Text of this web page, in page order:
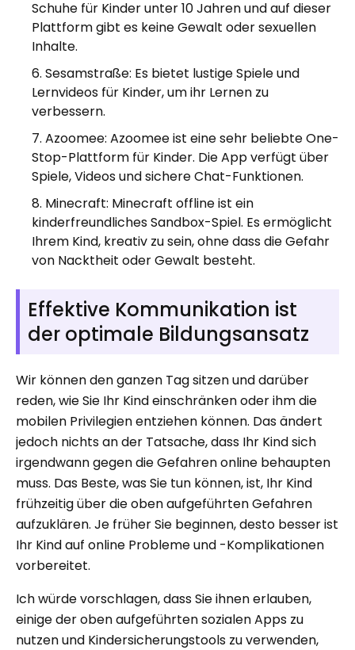
Schuhe für Kinder unter 10 Jahren und auf dieser
Plattform gibt es keine Gewalt oder sexuellen
Inhalte.
Sesamstraße: Es bietet lustige Spiele und
Lernvideos für Kinder, um ihr Lernen zu
verbessern.
Azoomee: Azoomee ist eine sehr beliebte One-
Stop-Plattform für Kinder. Die App verfügt über
Spiele, Videos und sichere Chat-Funktionen.
Minecraft: Minecraft offline ist ein
kinderfreundliches Sandbox-Spiel. Es ermöglicht
Ihrem Kind, kreativ zu sein, ohne dass die Gefahr
von Nacktheit oder Gewalt besteht.
Effektive Kommunikation ist
der optimale Bildungsansatz
Wir können den ganzen Tag sitzen und darüber
reden, wie Sie Ihr Kind einschränken oder ihm die
mobilen Privilegien entziehen können. Das ändert
jedoch nichts an der Tatsache, dass Ihr Kind sich
irgendwann gegen die Gefahren online behaupten
muss. Das Beste, was Sie tun können, ist, Ihr Kind
frühzeitig über die oben aufgeführten Gefahren
aufzuklären. Je früher Sie beginnen, desto besser ist
Ihr Kind auf online Probleme und -Komplikationen
vorbereitet.
Ich würde vorschlagen, dass Sie ihnen erlauben,
einige der oben aufgeführten sozialen Apps zu
nutzen und Kindersicherungstools zu verwenden,